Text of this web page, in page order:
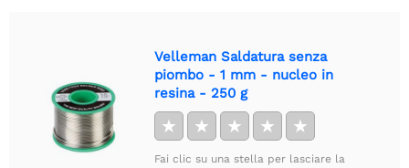
Velleman Saldatura senza
piombo - 1 mm - nucleo in
resina - 250 g
★ ★ ★ ★ ★
Fai clic su una stella per lasciare la